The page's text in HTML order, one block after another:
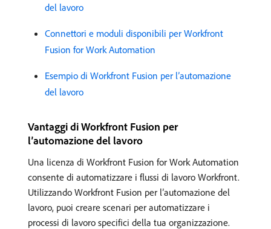
del lavoro
Connettori e moduli disponibili per Workfront
Fusion for Work Automation
Esempio di Workfront Fusion per l’automazione
del lavoro
Vantaggi di Workfront Fusion per
l’automazione del lavoro
Una licenza di Workfront Fusion for Work Automation
consente di automatizzare i flussi di lavoro Workfront.
Utilizzando Workfront Fusion per l’automazione del
lavoro, puoi creare scenari per automatizzare i
processi di lavoro specifici della tua organizzazione.